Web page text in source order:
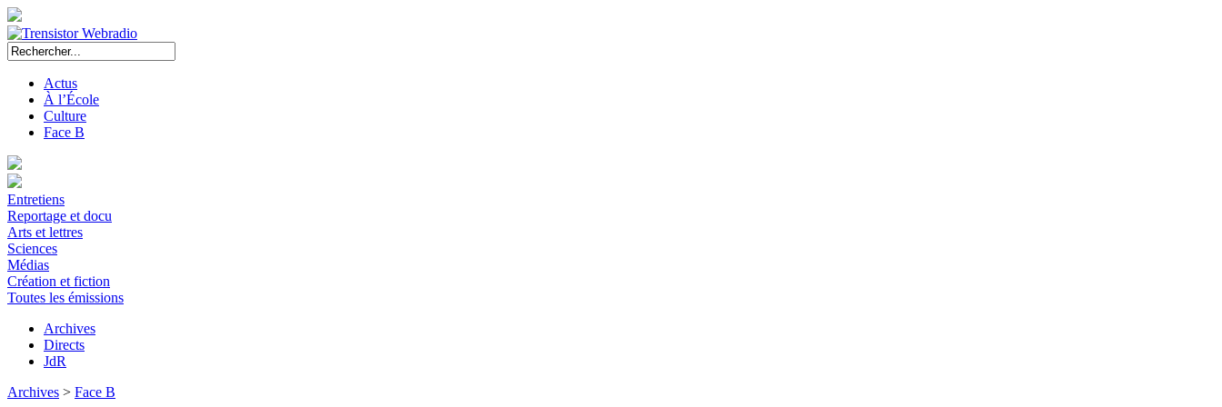
Actus
À l’École
Culture
Face B
Entretiens
Reportage et docu
Arts et lettres
Sciences
Médias
Création et fiction
Toutes les émissions
Archives
Directs
JdR
Archives > Face B